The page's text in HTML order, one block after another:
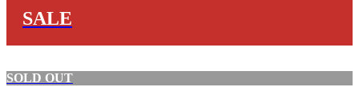
SALE
SOLD OUT